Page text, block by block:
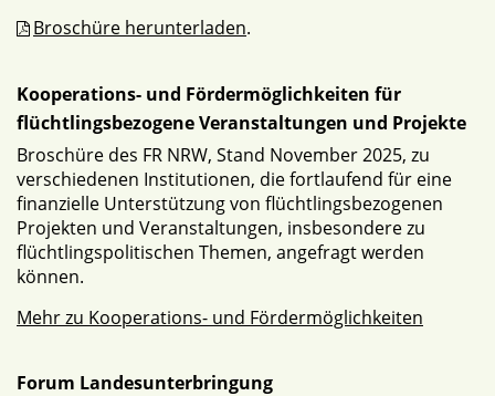
Broschüre herunterladen.
Kooperations- und Fördermöglichkeiten für
flüchtlingsbezogene Veranstaltungen und Projekte
Broschüre des FR NRW, Stand November 2025, zu
verschiedenen Institutionen, die fortlaufend für eine
finanzielle Unterstützung von flüchtlingsbezogenen
Projekten und Veranstaltungen, insbesondere zu
flüchtlingspolitischen Themen, angefragt werden
können.
Mehr zu Kooperations- und Fördermöglichkeiten
Forum Landesunterbringung